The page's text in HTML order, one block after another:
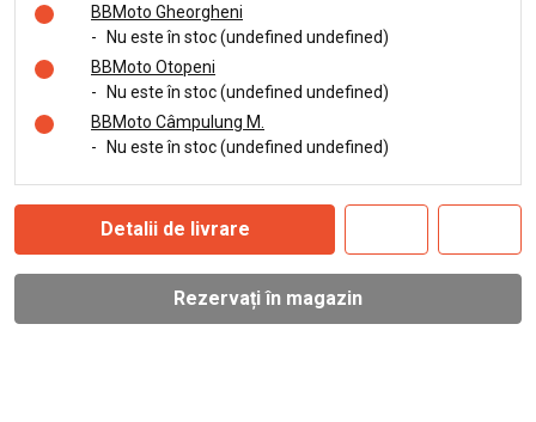
BBMoto Gheorgheni
-
Nu este în stoc (undefined undefined)
BBMoto Otopeni
-
Nu este în stoc (undefined undefined)
BBMoto Câmpulung M.
-
Nu este în stoc (undefined undefined)
Detalii de livrare
Rezervați în magazin